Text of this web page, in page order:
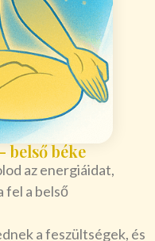
belső béke
az energiáidat,
fel a belső
a feszültségek, és